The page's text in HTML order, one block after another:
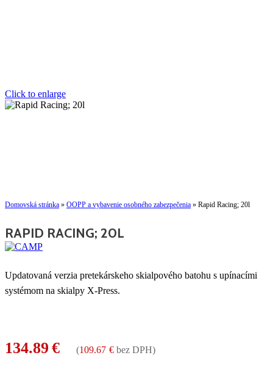
Click to enlarge
Domovská stránka » OOPP a vybavenie osobného zabezpečenia » Rapid Racing; 20l
RAPID RACING; 20L
Updatovaná verzia pretekárskeho skialpového batohu s upínacími
systémom na skialpy X-Press.
134.89 € (109.67 € bez DPH)